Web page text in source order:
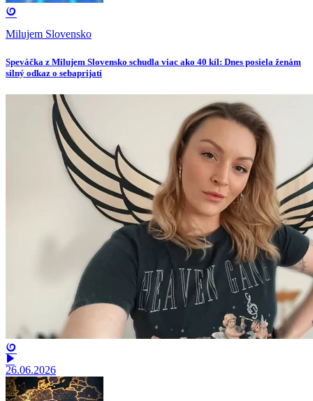
Milujem Slovensko
Speváčka z Milujem Slovensko schudla viac ako 40 kíl: Dnes posiela ženám
silný odkaz o sebaprijatí
26.06.2026